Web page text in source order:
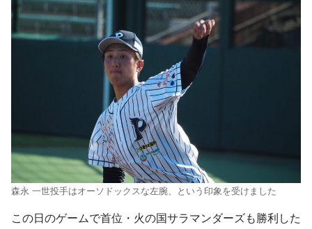
森永 一世投手はオーソドックスな左腕、という印象を受けました
この日のゲームで首位・火の国サラマンダーズも勝利した